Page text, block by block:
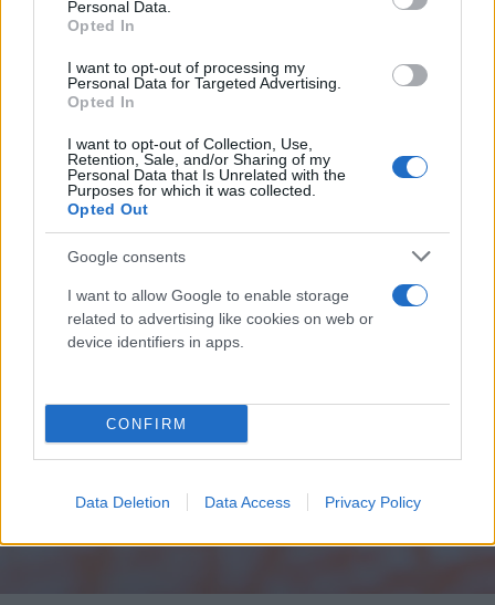
Personal Data.
Opted In
I want to opt-out of processing my
Personal Data for Targeted Advertising.
Opted In
I want to opt-out of Collection, Use,
Retention, Sale, and/or Sharing of my
Personal Data that Is Unrelated with the
Purposes for which it was collected.
Opted Out
Google consents
I want to allow Google to enable storage
related to advertising like cookies on web or
device identifiers in apps.
CONFIRM
Data Deletion Data Access Privacy Policy